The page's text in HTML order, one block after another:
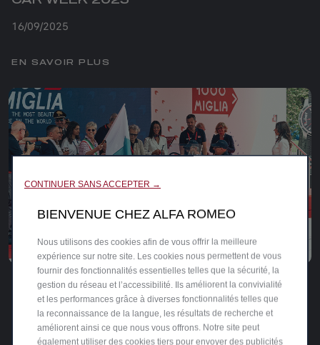
16/09/2025
EN SAVOIR PLUS
1000 MIGLIA 2025 : ALFA ROMEO DOMINE
LE PODIUM
25/06/2025
CONTINUER SANS ACCEPTER →
BIENVENUE CHEZ ALFA ROMEO
Nous utilisons des cookies afin de vous offrir la meilleure
expérience sur notre site. Les cookies nous permettent de vous
fournir des fonctionnalités essentielles telles que la sécurité, la
gestion du réseau et l’accessibilité. Ils améliorent la convivialité
et les performances grâce à diverses fonctionnalités telles que
la reconnaissance de la langue, les résultats de recherche et
améliorent ainsi ce que nous vous offrons. Notre site peut
également utiliser des cookies tiers pour envoyer des publicités